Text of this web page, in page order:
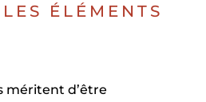
ÉLÉMENTS
méritent d’être